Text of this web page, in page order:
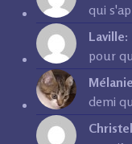
qui
Laville:
pour
demi